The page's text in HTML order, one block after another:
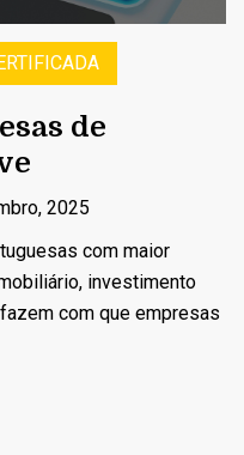
de
2025
com maior
investimento
com que empresas